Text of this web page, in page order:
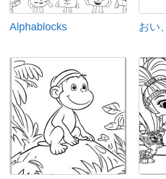
Alphablocks おい